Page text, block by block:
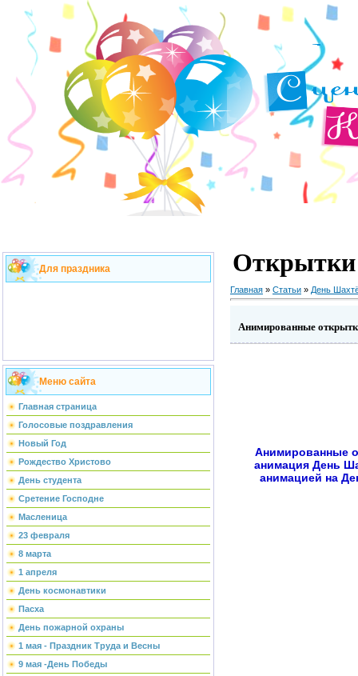
Для праздника
Меню сайта
Главная страница
Голосовые поздравления
Новый Год
Рождество Христово
День студента
Сретение Господне
Масленица
23 февраля
8 марта
1 апреля
День космонавтики
Пасха
День пожарной охраны
1 мая - Праздник Труда и Весны
9 мая -День Победы
Главная » Статьи » День
Анимированные
Анимированные
анимация День
анимацией на